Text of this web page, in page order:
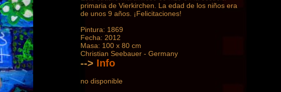
primaria de Vierkirchen. La edad de los niños era
de unos 9 años. ¡Felicitaciones!
Pintura: 1869
Fecha: 2012
Masa: 100 x 80 cm
Christian Seebauer - Germany
--> Info
no disponible